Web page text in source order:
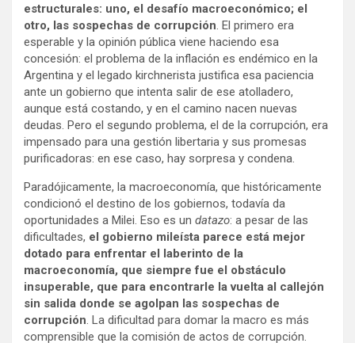
estructurales: uno, el desafío macroeconómico; el
otro, las sospechas de corrupción . El primero era
esperable y la opinión pública viene haciendo esa
concesión: el problema de la inflación es endémico en la
Argentina y el legado kirchnerista justifica esa paciencia
ante un gobierno que intenta salir de ese atolladero,
aunque está costando, y en el camino nacen nuevas
deudas. Pero el segundo problema, el de la corrupción, era
impensado para una gestión libertaria y sus promesas
purificadoras: en ese caso, hay sorpresa y condena.
Paradójicamente, la macroeconomía, que históricamente
condicionó el destino de los gobiernos, todavía da
oportunidades a Milei. Eso es un datazo: a pesar de las
dificultades, el gobierno mileísta parece está mejor
dotado para enfrentar el laberinto de la
macroeconomía, que siempre fue el obstáculo
insuperable, que para encontrarle la vuelta al callejón
sin salida donde se agolpan las sospechas de
corrupción . La dificultad para domar la macro es más
comprensible que la comisión de actos de corrupción.